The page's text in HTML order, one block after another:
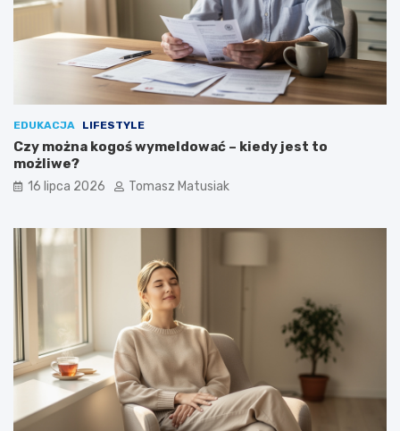
EDUKACJA LIFESTYLE
Czy można kogoś wymeldować – kiedy jest to
możliwe?
16 lipca 2026 Tomasz Matusiak